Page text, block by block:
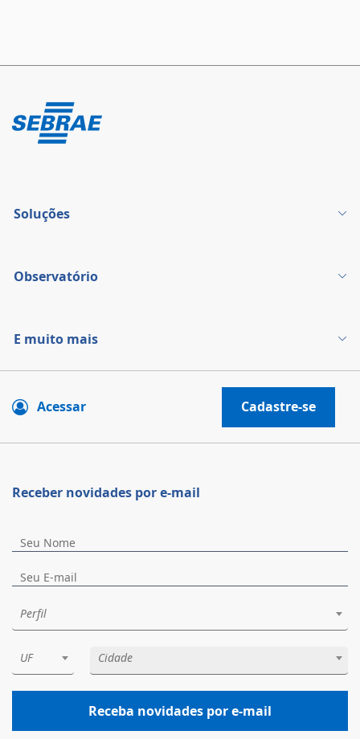
Soluções
Observatório
E muito mais
Acessar Cadastre-se
Receber novidades por e-mail
Perfil
UF Cidade
Receba novidades por e-mail